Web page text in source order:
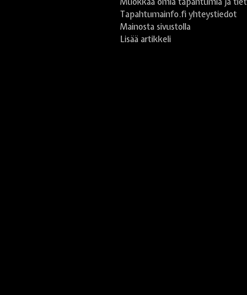
Tapahtumainfo.fi yhteystiedot
Mainosta sivustolla
Lisää artikkeli